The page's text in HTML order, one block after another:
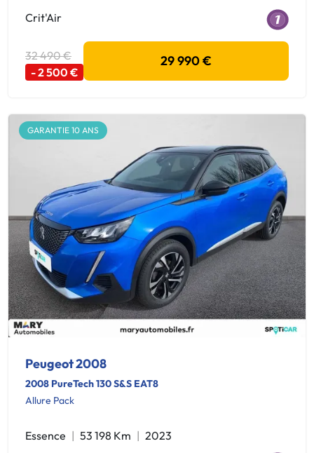
Crit'Air
32 490 €
- 2 500 €
29 990 €
GARANTIE 10 ANS
Peugeot 2008
2008 PureTech 130 S&S EAT8
Allure Pack
Essence 53 198 Km
2023